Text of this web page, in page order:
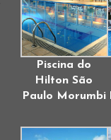
Piscina do
Hilton São
Paulo Morumbi